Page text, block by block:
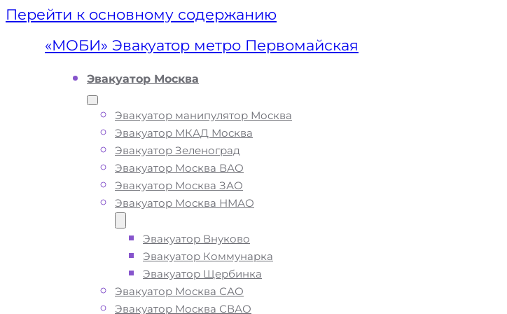
Перейти к основному содержанию
«МОБИ» Эвакуатор метро Первомайская
Эвакуатор Москва
Эвакуатор манипулятор Москва
Эвакуатор МКАД Москва
Эвакуатор Зеленоград
Эвакуатор Москва ВАО
Эвакуатор Москва ЗАО
Эвакуатор Москва НМАО
Эвакуатор Внуково
Эвакуатор Коммунарка
Эвакуатор Щербинка
Эвакуатор Москва САО
Эвакуатор Москва СВАО
Эвакуатор метро
Первомайская